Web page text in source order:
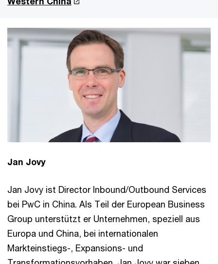
Jan Jovy
Jan Jovy ist Director Inbound/Outbound Services
bei PwC in China. Als Teil der European Business
Group unterstützt er Unternehmen, speziell aus
Europa und China, bei internationalen
Markteinstiegs-, Expansions- und